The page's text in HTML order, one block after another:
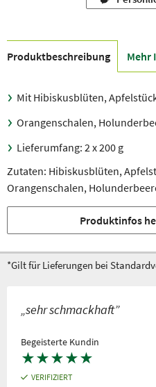
Produkt­beschreibung Mehr
Mit Hibiskusblüten,
Orangenschalen,
Lieferumfang: 2 x 200 g
Zutaten: Hibiskusblüten,
Orangenschalen,
Produktinfos
*Gilt für Lieferungen bei
„sehr schmackhaft”
Begeisterte Kundin
★★★★★
VERIFIZIERT